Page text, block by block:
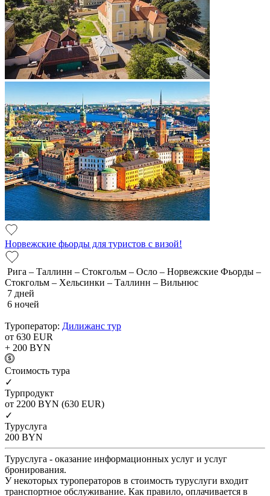
Норвежские фьорды для туристов с визой!
Рига – Таллинн – Стокгольм – Осло – Норвежские Фьорды –
Стокгольм – Хельсинки – Таллинн – Вильнюс
7 дней
6 ночей
Туроператор: Дилижанс тур
от 630 EUR
+ 200 BYN
Cтоимость тура
✓
Турпродукт
от 2200 BYN (630 EUR)
✓
Туруслуга
200 BYN
Туруслуга - оказание информационных услуг и услуг
бронирования.
У некоторых туроператоров в стоимость туруслуги входит
транспортное обслуживание. Как правило, оплачивается в